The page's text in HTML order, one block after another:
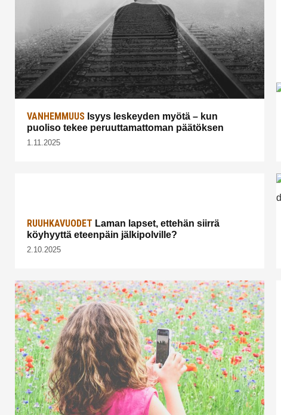
VANHEMMUUS Isyys leskeyden myötä – kun
puoliso tekee peruuttamattoman päätöksen
1.11.2025
RUUHKAVUODET Laman lapset, ettehän siirrä
köyhyyttä eteenpäin jälkipolville?
2.10.2025